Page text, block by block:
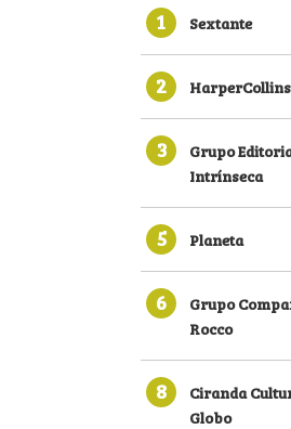
1
Sextante
2
3
Grupo
Intrínseca
5 Planeta
6
Grupo
Rocco
8
Ciranda
Globo